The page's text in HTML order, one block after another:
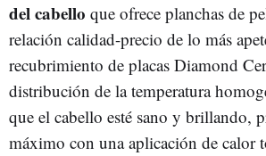
del cabello que ofrece planchas de
relación calidad-precio de lo más
recubrimiento de placas Diamond
distribución de la temperatura
que el cabello esté sano y brillando,
máximo con una aplicación de calor